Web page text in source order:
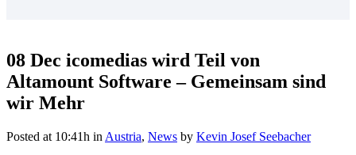
08 Dec icomedias wird Teil von
Altamount Software – Gemeinsam sind
wir Mehr
Posted at 10:41h in Austria, News by Kevin Josef Seebacher